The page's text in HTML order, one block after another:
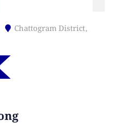
Chattogram District,